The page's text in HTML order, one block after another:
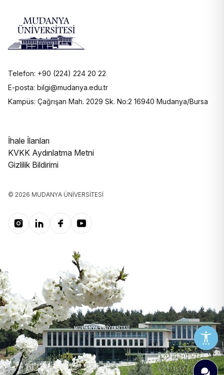
Telefon: +90 (224) 224 20 22
E-posta: bilgi@mudanya.edu.tr
Kampüs: Çağrışan Mah. 2029 Sk. No:2 16940 Mudanya/Bursa
İhale İlanları
KVKK Aydınlatma Metni
Gizlilik Bildirimi
© 2026 MUDANYA ÜNIVERSITESI